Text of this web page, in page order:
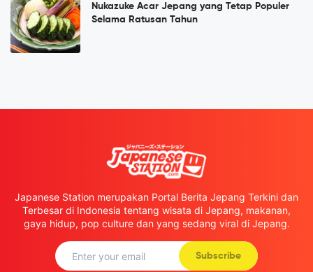
Nukazuke Acar Jepang yang Tetap Populer
Selama Ratusan Tahun
Japanese Station merupakan Portal Berita Jepang Terkini dan
Terbesar di Indonesia tentang wisata di Jepang, makanan,
gaya hidup, pop culture dan yang sedang viral di Jepang.
Subscribe